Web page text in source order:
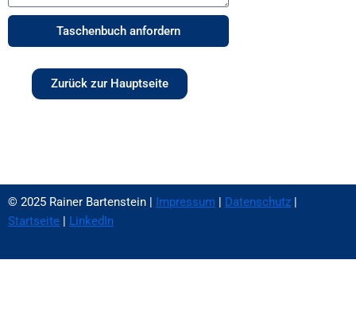
Taschenbuch anfordern
Zurück zur Hauptseite
© 2025 Rainer Bartenstein | Impressum | Datenschutz |
Startseite | LinkedIn